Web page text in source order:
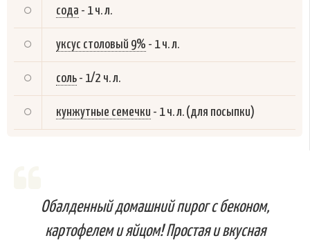
сода - 1 ч. л.
уксус столовый 9% - 1 ч. л.
соль - 1/2 ч. л.
кунжутные семечки - 1 ч. л. (для посыпки)
Обалденный домашний пирог с беконом,
картофелем и яйцом! Простая и вкусная